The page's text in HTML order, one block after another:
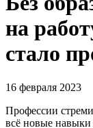
на
стало
16 февраля 2023
Профессии
всё новые